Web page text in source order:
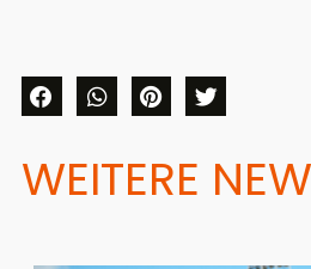
WEITERE